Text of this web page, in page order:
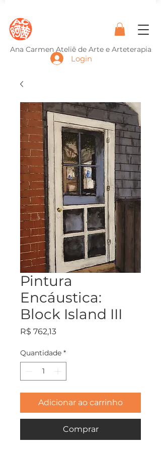
Ana Carmen Ateliê de Arte e Arteterapia
Login
Pintura
Encáustica:
Block Island III
R$ 762,13Preço
Quantidade *
Adicionar ao carrinho
Comprar